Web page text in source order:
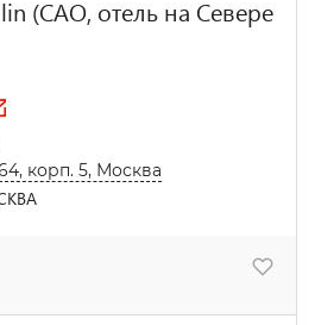
(САО, отель на Севере
корп. 5, Москва